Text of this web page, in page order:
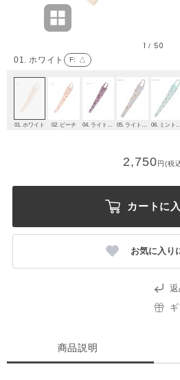
01. ホワイト F: △
1 / 50
01. ホワイト 02. ピーチ
2,750円(税
カートに
お気に入り
商品説明